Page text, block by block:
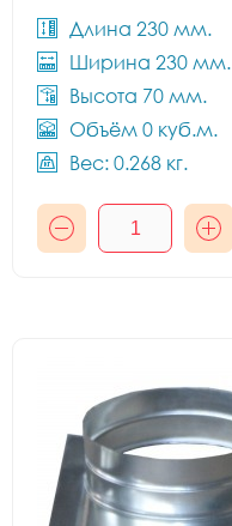
Длина 230 мм.
Ширина 230 мм.
Высота 70 мм.
Объём 0 куб.м.
Вес: 0.268 кг.